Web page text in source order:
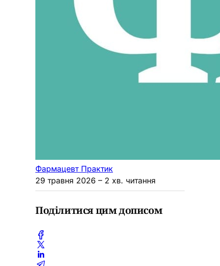
Фармацевт Практик
29 травня 2026 – 2 хв. читання
Поділитися цим дописом